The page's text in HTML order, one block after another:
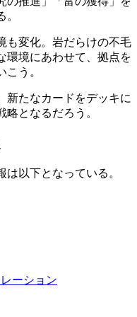
も変化。 岩だらけの不毛
環境にあわせて、拠点を
う。
新たなカードをデッキに
略となるだろう。
は以下となっている。
ーション